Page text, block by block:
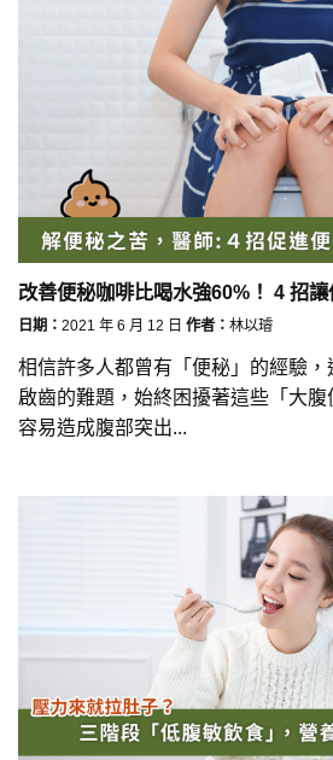
改善便秘咖啡比喝水強60%！ 4 招
日期： 2021 年 6 月 12 日 作者： 林以璿
相信許多人都曾有「便秘」的經驗
啟齒的難題，始終困擾著這些「大
容易造成腹部突出...